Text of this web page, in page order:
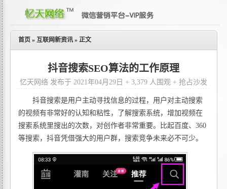
首页 » 互联网新资讯 » 正文
抖音搜索SEO算法的工作原理
忆天网络 发布于 2021年04月29日 + 3,379 人围观 + 抢占沙发
抖音搜索是用户主动寻找信息的过程，用户对主动搜索
的视频有非常好的认知和粘性，了解搜索系统，增加视频在
搜索系统里搜出的次数，对创作者非常重要。比起百度、360
等搜索，抖音凭借强大的用户群，搜索竞争未来必不可少。